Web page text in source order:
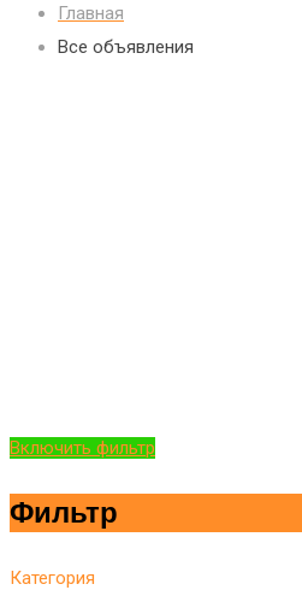
Главная
Все объявления
Включить фильтр
Фильтр
Категория